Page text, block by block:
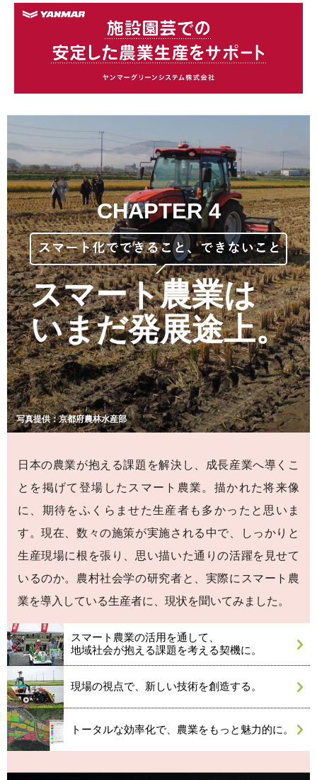
CHAPTER 4
スマート農業は
いまだ発展途上。
写真提供：京都府農林水産部
日本の農業が抱える課題を解決し、成長産業へ導くこ
とを掲げて登場したスマート農業。描かれた将来像
に、期待をふくらませた生産者も多かったと思いま
す。現在、数々の施策が実施される中で、しっかりと
生産現場に根を張り、思い描いた通りの活躍を見せて
いるのか。農村社会学の研究者と、実際にスマート農
業を導入している生産者に、現状を聞いてみました。
スマート農業の活用を通して、
地域社会が抱える課題を考える契機に。
現場の視点で、新しい技術を創造する。
トータルな効率化で、農業をもっと魅力的に。